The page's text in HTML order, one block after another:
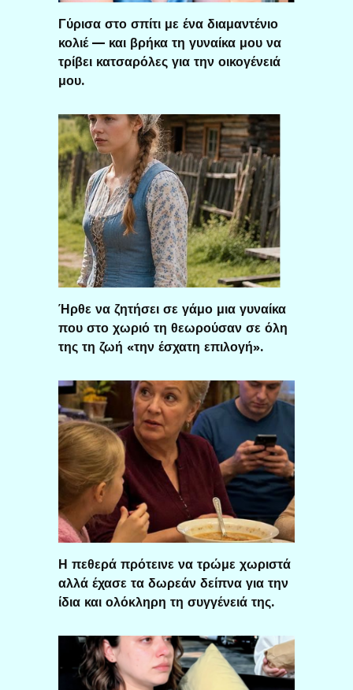
Γύρισα στο σπίτι με ένα διαμαντένιο
κολιέ — και βρήκα τη γυναίκα μου να
τρίβει κατσαρόλες για την οικογένειά
μου.
Ήρθε να ζητήσει σε γάμο μια γυναίκα
που στο χωριό τη θεωρούσαν σε όλη
της τη ζωή «την έσχατη επιλογή».
Η πεθερά πρότεινε να τρώμε χωριστά
αλλά έχασε τα δωρεάν δείπνα για την
ίδια και ολόκληρη τη συγγένειά της.